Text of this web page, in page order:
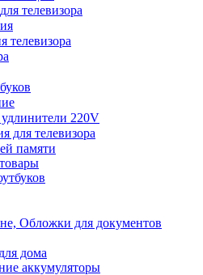
телевизора
телевизора
220V
для телевизора
памяти
Обложки для документов
дома
аккумуляторы